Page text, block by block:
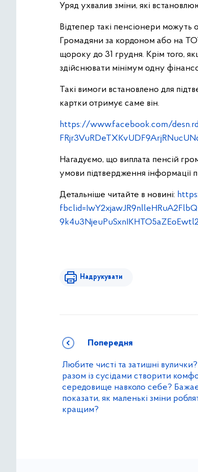
Уряд ухвалив зміни, які
Відтепер такі пенсіонери можуть
Громадяни за кордоном або на
щороку до 31 грудня. Крім того,
здійснювати мінімум одну
Такі вимоги встановлено для
картки отримує саме він.
https://www.facebook.com/
Нагадуємо, що виплата пенсій
умови підтвердження інформації
Детальніше читайте в новині:
Надрукувати
Попередня
Любите чисті та затишні вулички?
разом із сусідами створити
середовище навколо себе?
показати, як маленькі зміни
кращим?